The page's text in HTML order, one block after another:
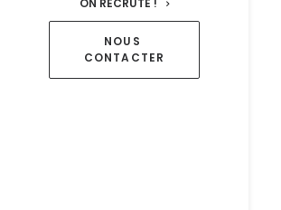
ON RECRUTE !
NOUS
CONTACTER